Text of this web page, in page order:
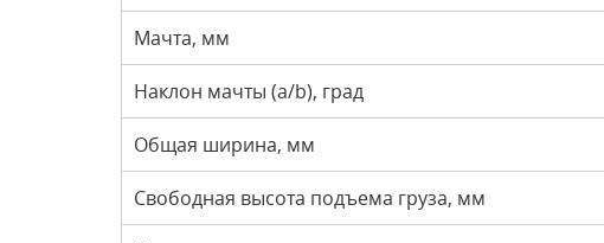
Мачта, мм
Наклон мачты (a/b), град
Общая ширина, мм
Свободная высота подъема груза, мм